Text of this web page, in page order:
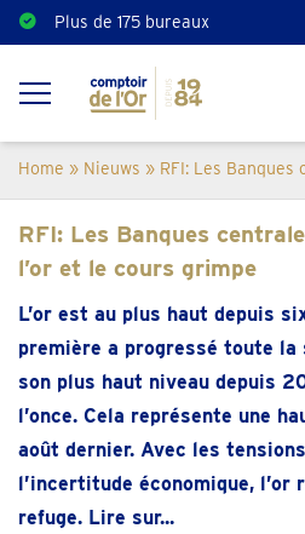
Plus de 175 bureaux
Estimation gratuite
Home » Nieuws » RFI: Les
RFI: Les Banques
l’or et le cours grimpe
L’or est au plus haut depuis
première a progressé toute
son plus haut niveau depuis
l’once. Cela représente une
août dernier. Avec les
l’incertitude économique, l’or
refuge. Lire sur...